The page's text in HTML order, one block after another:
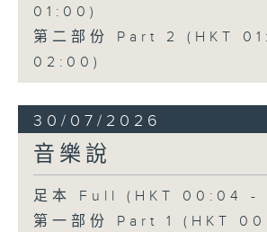
01:00)
第二部份 Part 2 (HKT
02:00)
30/07/2026
音樂說
足本 Full (HKT 00:04 -
第一部份 Part 1 (HKT